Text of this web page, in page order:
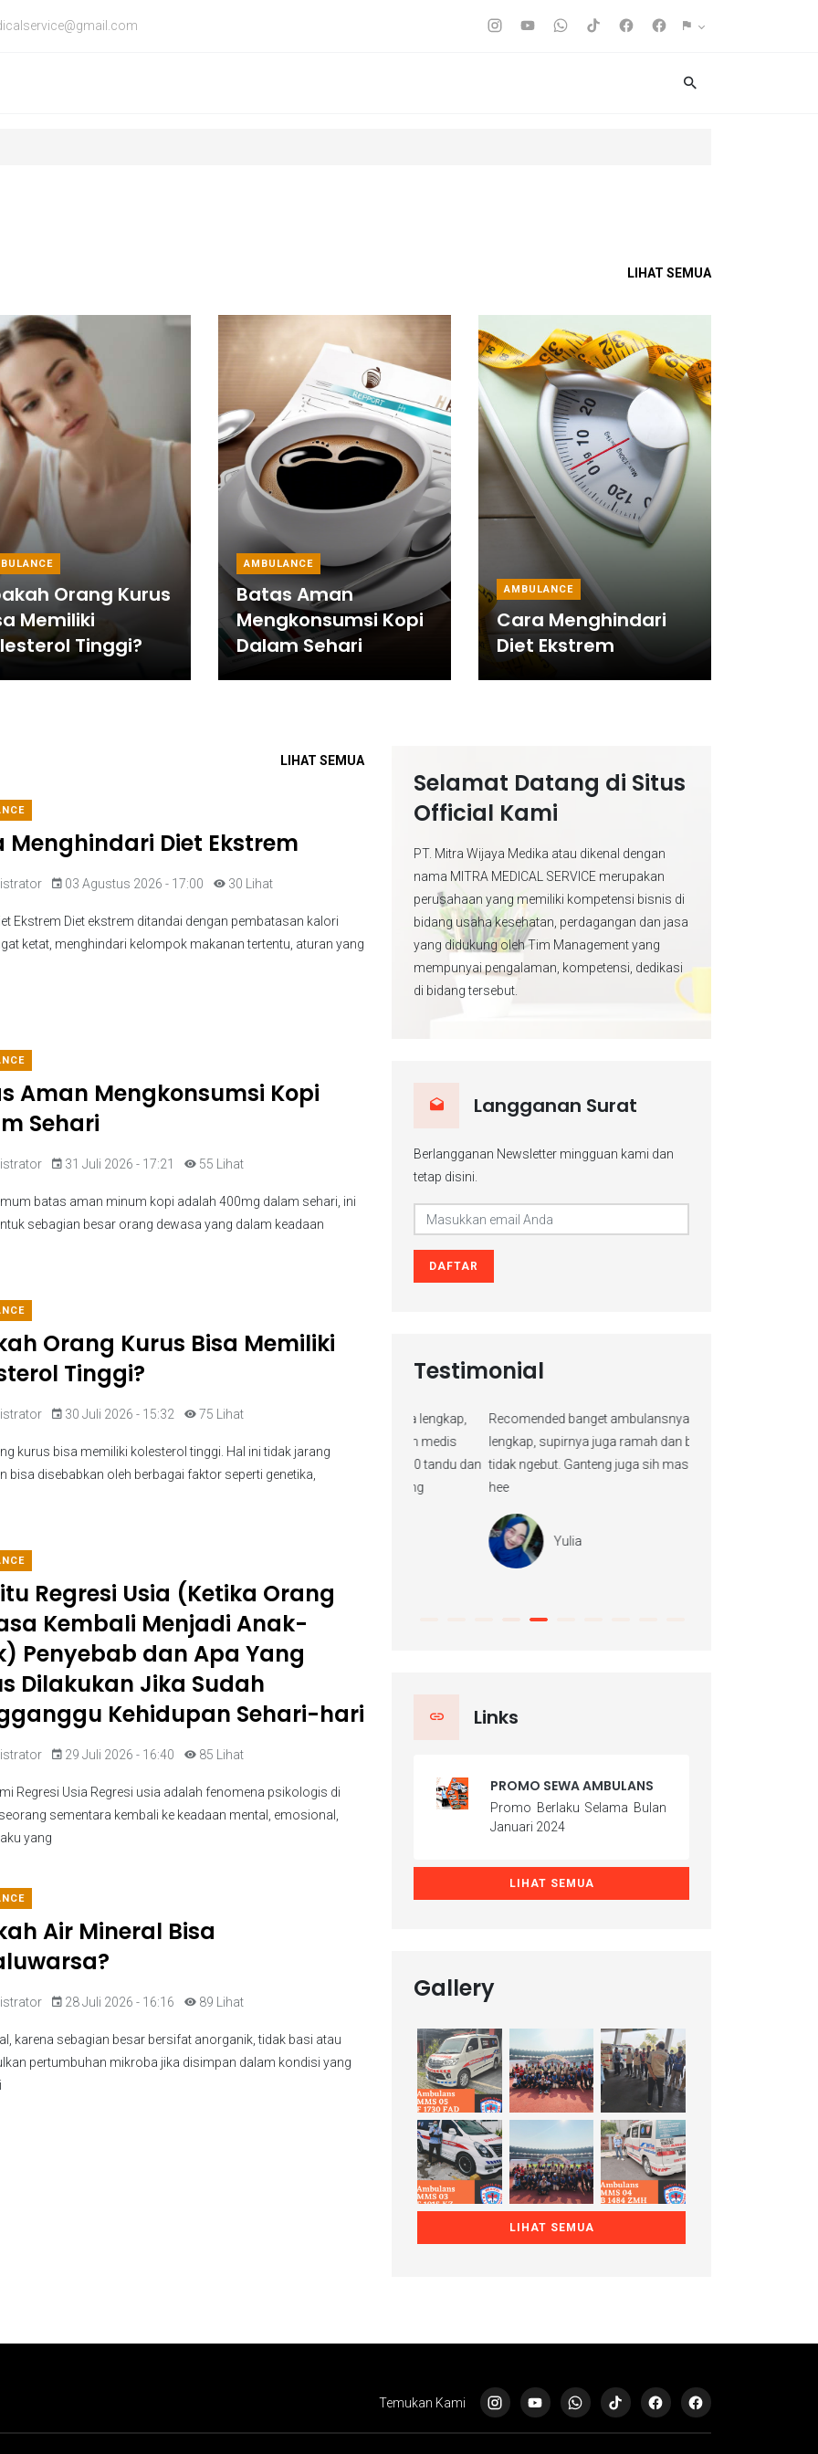
LIHAT SEMUA
Orang Kurus
Memiliki
Tinggi?
AMBULANCE
Batas Aman
Mengkonsumsi Kopi
Dalam Sehari
AMBULANCE
Cara Menghindari
Diet Ekstrem
LIHAT SEMUA
Menghindari Diet Ekstrem
03 Agustus 2026 - 17:00 30 Lihat
Ekstrem Diet ekstrem ditandai dengan pembatasan kalori
ketat, menghindari kelompok makanan tertentu, aturan yang
Aman Mengkonsumsi Kopi
Sehari
31 Juli 2026 - 17:21 55 Lihat
batas aman minum kopi adalah 400mg dalam sehari, ini
sebagian besar orang dewasa yang dalam keadaan
Orang Kurus Bisa Memiliki
Tinggi?
30 Juli 2026 - 15:32 75 Lihat
kurus bisa memiliki kolesterol tinggi. Hal ini tidak jarang
bisa disebabkan oleh berbagai faktor seperti genetika,
Regresi Usia (Ketika Orang
Kembali Menjadi Anak-
Penyebab dan Apa Yang
Dilakukan Jika Sudah
Kehidupan Sehari-hari
29 Juli 2026 - 16:40 85 Lihat
Regresi Usia Regresi usia adalah fenomena psikologis di
sementara kembali ke keadaan mental, emosional,
yang
Air Mineral Bisa
28 Juli 2026 - 16:16 89 Lihat
karena sebagian besar bersifat anorganik, tidak basi atau
pertumbuhan mikroba jika disimpan dalam kondisi yang
Selamat Datang di Situs
Official Kami
PT. Mitra Wijaya Medika atau dikenal dengan
nama MITRA MEDICAL SERVICE merupakan
perusahaan yang memiliki kompetensi bisnis di
bidang usaha kesehatan, perdagangan dan jasa
yang didukung oleh Tim Management yang
mempunyai pengalaman, kompetensi, dedikasi
di bidang tersebut.
Langganan Surat
Berlangganan Newsletter mingguan kami dan
tetap disini.
DAFTAR
Testimonial
sudah bantu
sukes terus untuk
ambulacenya !!
Sewa ambulans event disini alatnya lengkap,
Recomended banget ambulansnya, alatnya
lengkap, supirnya juga ramah dan bawanya
tidak ngebut. Ganteng juga sih mas supirnya hee
hee
Yulia
Links
PROMO SEWA AMBULANS
Promo Berlaku Selama Bulan
Januari 2024
LIHAT SEMUA
Gallery
LIHAT SEMUA
Temukan Kami